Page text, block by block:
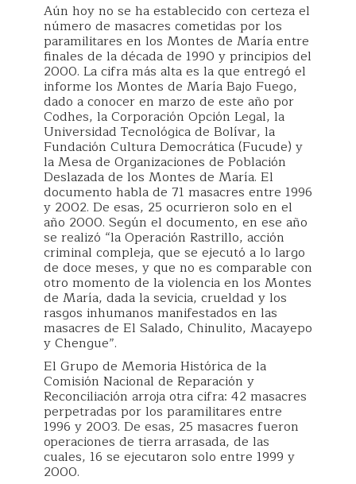
Aún hoy no se ha establecido con certeza el
número de masacres cometidas por los
paramilitares en los Montes de María entre
finales de la década de 1990 y principios del
2000. La cifra más alta es la que entregó el
informe los Montes de María Bajo Fuego,
dado a conocer en marzo de este año por
Codhes, la Corporación Opción Legal, la
Universidad Tecnológica de Bolívar, la
Fundación Cultura Democrática (Fucude) y
la Mesa de Organizaciones de Población
Deslazada de los Montes de María. El
documento habla de 71 masacres entre 1996
y 2002. De esas, 25 ocurrieron solo en el
año 2000. Según el documento, en ese año
se realizó “la Operación Rastrillo, acción
criminal compleja, que se ejecutó a lo largo
de doce meses, y que no es comparable con
otro momento de la violencia en los Montes
de María, dada la sevicia, crueldad y los
rasgos inhumanos manifestados en las
masacres de El Salado, Chinulito, Macayepo
y Chengue”.
El Grupo de Memoria Histórica de la
Comisión Nacional de Reparación y
Reconciliación arroja otra cifra: 42 masacres
perpetradas por los paramilitares entre
1996 y 2003. De esas, 25 masacres fueron
operaciones de tierra arrasada, de las
cuales, 16 se ejecutaron solo entre 1999 y
2000.